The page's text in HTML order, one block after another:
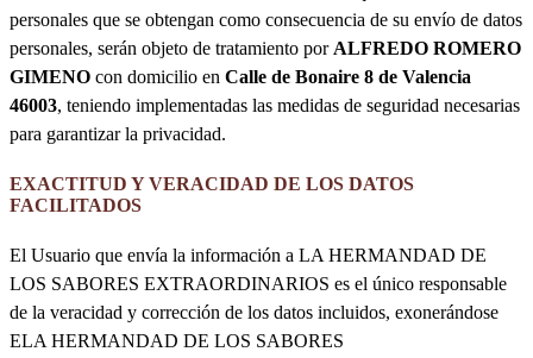
personales que se obtengan como consecuencia de su envío de datos
personales, serán objeto de tratamiento por ALFREDO ROMERO
GIMENO con domicilio en Calle de Bonaire 8 de Valencia
46003, teniendo implementadas las medidas de seguridad necesarias
para garantizar la privacidad.
EXACTITUD Y VERACIDAD DE LOS DATOS
FACILITADOS
El Usuario que envía la información a LA HERMANDAD DE
LOS SABORES EXTRAORDINARIOS es el único responsable
de la veracidad y corrección de los datos incluidos, exonerándose
ELA HERMANDAD DE LOS SABORES